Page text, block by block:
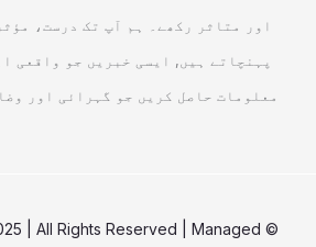
اور متاثر رکھے۔ ہم آپ تک درست،
پہنچاتے ہیں, ایسی خبریں جو واقعی
معلومات حاصل کریں جو گہرائی اور
| All Rights Reserved | Managed